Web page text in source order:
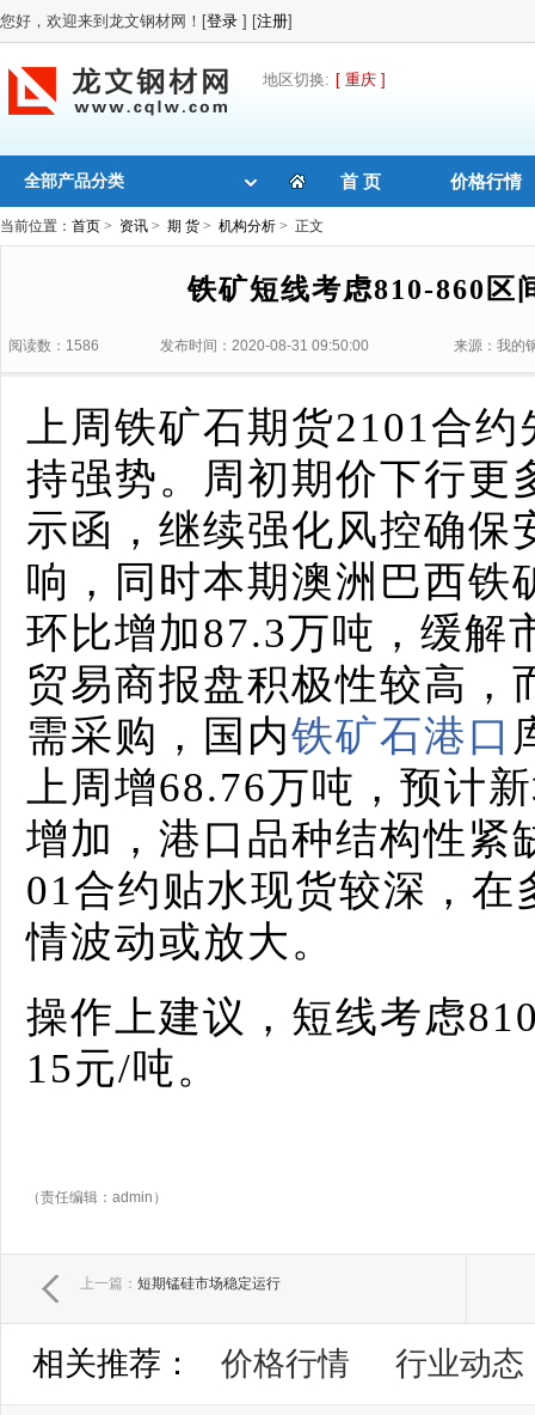
您好，欢迎来到龙文钢材网！[登录 ] [注册]
地区切换: [ 重庆 ]
全部产品分类 首 页 价格行情
当前位置： 首页 > 资讯 > 期 货 > 机构分析 > 正文
铁矿短线考虑810-860区
阅读数：1586 发布时间：2020-08-31 09:50:00 来源：我的
上周铁矿石期货2101合
持强势。周初期价下行更
示函，继续强化风控确保
响，同时本期澳洲巴西铁
环比增加87.3万吨，缓解
贸易商报盘积极性较高，
需采购，国内铁矿石港口
上周增68.76万吨，预计
增加，港口品种结构性紧
01合约贴水现货较深，
情波动或放大。
操作上建议，短线考虑
15元/吨。
（责任编辑：admin）
上一篇： 短期锰硅市场稳定运行
相关推荐： 价格行情 行业动态